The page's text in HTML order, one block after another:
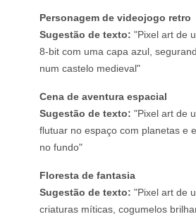
Personagem de videojogo retro
Sugestão de texto: "Pixel art de
8-bit com uma capa azul,
num castelo medieval"
Cena de aventura espacial
Sugestão de texto: "Pixel art de
flutuar no espaço com planetas e
no fundo"
Floresta de fantasia
Sugestão de texto: "Pixel art de
criaturas míticas, cogumelos